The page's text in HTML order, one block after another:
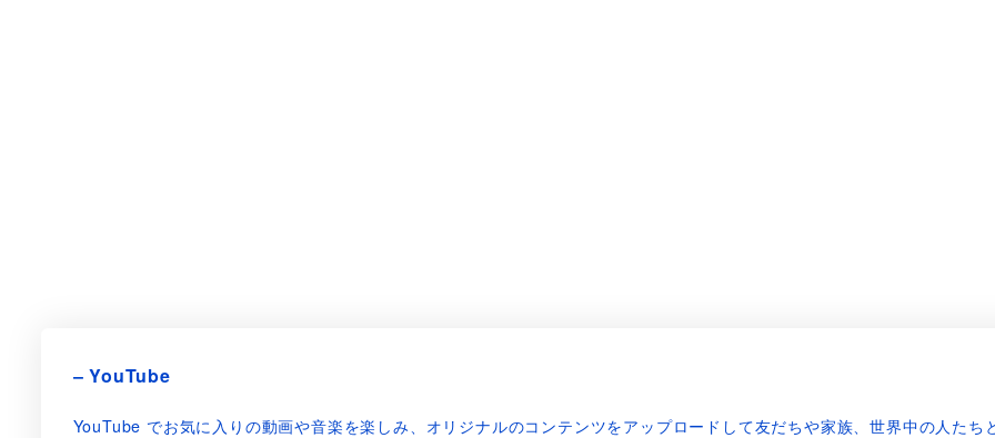
– YouTube
YouTube でお気に入りの動画や音楽を楽しみ、オリジナルのコンテンツをアップロードして友だちや家族、世界中の人たち